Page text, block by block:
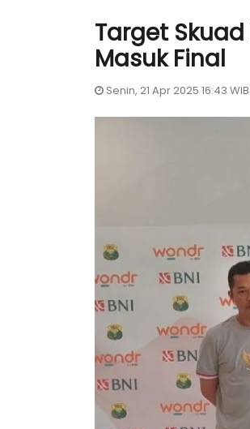
Target
Masuk Final
Senin, 21 Apr 2025 16:43 WIB